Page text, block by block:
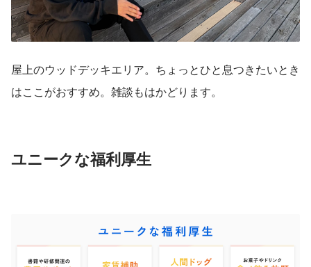
屋上のウッドデッキエリア。ちょっとひと息つきたいとき
はここがおすすめ。雑談もはかどります。
ユニークな福利厚生